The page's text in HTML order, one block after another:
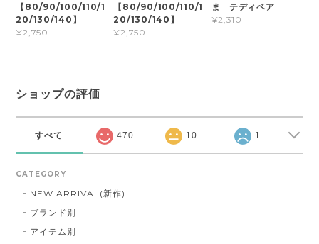
【80/90/100/110/1
20/130/140】
¥2,750
【80/90/100/110/1
20/130/140】
¥2,750
ま テディベア
¥2,310
ショップの評価
すべて 470 10 1
CATEGORY
NEW ARRIVAL(新作)
ブランド別
アイテム別